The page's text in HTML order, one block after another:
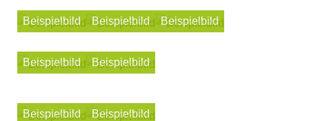
Beispielbild Beispielbild Beispielbild
Beispielbild Beispielbild
Beispielbild Beispielbild